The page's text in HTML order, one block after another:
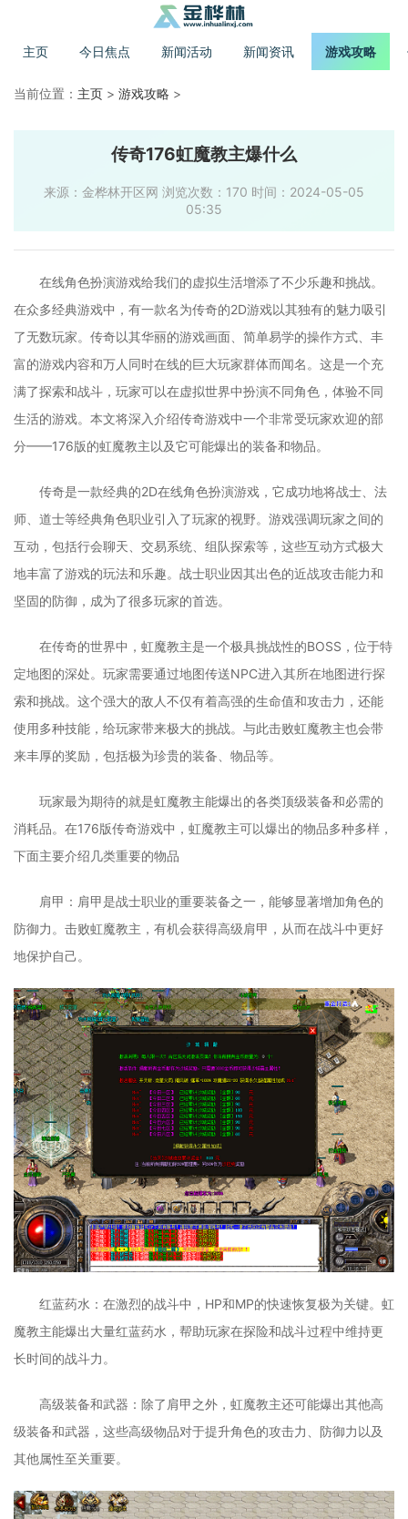
主页 今日焦点 新闻活动 新闻资讯 游戏攻略
当前位置： 主页 > 游戏攻略 >
传奇176虹魔教主爆什么
来源：金桦林开区网 浏览次数：170 时间：2024-05-05
05:35
在线角色扮演游戏给我们的虚拟生活增添了不少乐趣和挑战。
在众多经典游戏中，有一款名为传奇的2D游戏以其独有的魅力吸引
了无数玩家。传奇以其华丽的游戏画面、简单易学的操作方式、丰
富的游戏内容和万人同时在线的巨大玩家群体而闻名。这是一个充
满了探索和战斗，玩家可以在虚拟世界中扮演不同角色，体验不同
生活的游戏。本文将深入介绍传奇游戏中一个非常受玩家欢迎的部
分——176版的虹魔教主以及它可能爆出的装备和物品。
传奇是一款经典的2D在线角色扮演游戏，它成功地将战士、法
师、道士等经典角色职业引入了玩家的视野。游戏强调玩家之间的
互动，包括行会聊天、交易系统、组队探索等，这些互动方式极大
地丰富了游戏的玩法和乐趣。战士职业因其出色的近战攻击能力和
坚固的防御，成为了很多玩家的首选。
在传奇的世界中，虹魔教主是一个极具挑战性的BOSS，位于特
定地图的深处。玩家需要通过地图传送NPC进入其所在地图进行探
索和挑战。这个强大的敌人不仅有着高强的生命值和攻击力，还能
使用多种技能，给玩家带来极大的挑战。与此击败虹魔教主也会带
来丰厚的奖励，包括极为珍贵的装备、物品等。
玩家最为期待的就是虹魔教主能爆出的各类顶级装备和必需的
消耗品。在176版传奇游戏中，虹魔教主可以爆出的物品多种多样，
下面主要介绍几类重要的物品
肩甲：肩甲是战士职业的重要装备之一，能够显著增加角色的
防御力。击败虹魔教主，有机会获得高级肩甲，从而在战斗中更好
地保护自己。
红蓝药水：在激烈的战斗中，HP和MP的快速恢复极为关键。虹
魔教主能爆出大量红蓝药水，帮助玩家在探险和战斗过程中维持更
长时间的战斗力。
高级装备和武器：除了肩甲之外，虹魔教主还可能爆出其他高
级装备和武器，这些高级物品对于提升角色的攻击力、防御力以及
其他属性至关重要。